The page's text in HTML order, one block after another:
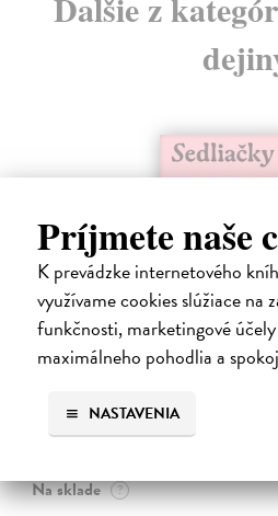
Príjmete naše
K prevádzke internetového
využívame cookies slúžiace na
funkčnosti, marketingové účely
maximálneho pohodlia a
NASTAVENIA
Kuciel-Frydryszak Joanna
„Neplač, dieťa moje. Každá žena je
Na sklade ?